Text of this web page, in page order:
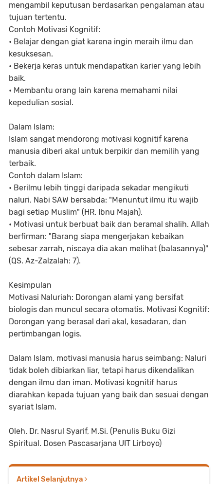
mengambil keputusan berdasarkan pengalaman atau
tujuan tertentu.
Contoh Motivasi Kognitif:
• Belajar dengan giat karena ingin meraih ilmu dan
kesuksesan.
• Bekerja keras untuk mendapatkan karier yang lebih
baik.
• Membantu orang lain karena memahami nilai
kepedulian sosial.
Dalam Islam:
Islam sangat mendorong motivasi kognitif karena
manusia diberi akal untuk berpikir dan memilih yang
terbaik.
Contoh dalam Islam:
• Berilmu lebih tinggi daripada sekadar mengikuti
naluri. Nabi SAW bersabda: "Menuntut ilmu itu wajib
bagi setiap Muslim" (HR. Ibnu Majah).
• Motivasi untuk berbuat baik dan beramal shalih. Allah
berfirman: "Barang siapa mengerjakan kebaikan
sebesar zarrah, niscaya dia akan melihat (balasannya)"
(QS. Az-Zalzalah: 7).
Kesimpulan
Motivasi Naluriah: Dorongan alami yang bersifat
biologis dan muncul secara otomatis. Motivasi Kognitif:
Dorongan yang berasal dari akal, kesadaran, dan
pertimbangan logis.
Dalam Islam, motivasi manusia harus seimbang: Naluri
tidak boleh dibiarkan liar, tetapi harus dikendalikan
dengan ilmu dan iman. Motivasi kognitif harus
diarahkan kepada tujuan yang baik dan sesuai dengan
syariat Islam.
Oleh. Dr. Nasrul Syarif, M.Si. (Penulis Buku Gizi
Spiritual. Dosen Pascasarjana UIT Lirboyo)
Artikel Selanjutnya